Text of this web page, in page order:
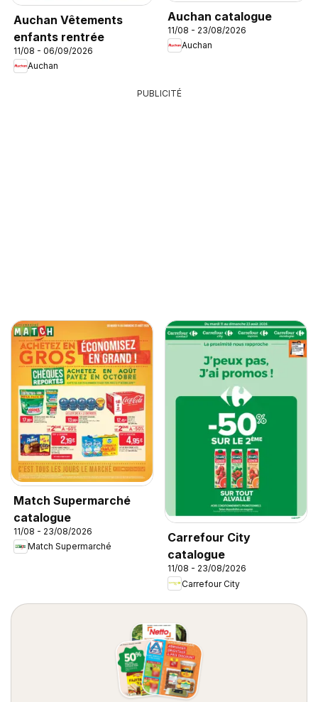
Auchan Vêtements
enfants rentrée
11/08 - 06/09/2026
Auchan
Auchan catalogue
11/08 - 23/08/2026
Auchan
PUBLICITÉ
Match Supermarché
catalogue
11/08 - 23/08/2026
Match Supermarché
Carrefour City
catalogue
11/08 - 23/08/2026
Carrefour City